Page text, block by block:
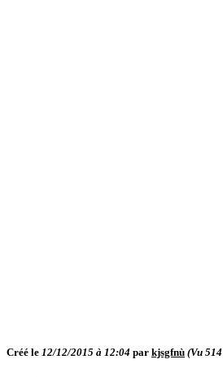
Créé le 12/12/2015 à 12:04 par kjsgfnù (Vu 514